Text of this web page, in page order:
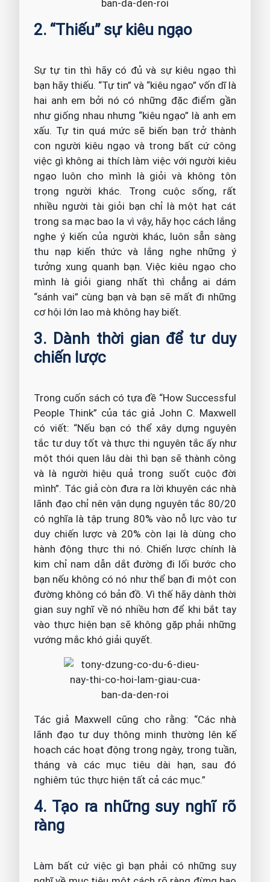
2. “Thiếu” sự kiêu ngạo
Sự tự tin thì hãy có đủ và sự kiêu ngạo thì
bạn hãy thiếu. “Tự tin” và “kiêu ngạo” vốn dĩ là
hai anh em bởi nó có những đặc điểm gần
như giống nhau nhưng “kiêu ngạo” là anh em
xấu. Tự tin quá mức sẽ biến bạn trở thành
con người kiêu ngạo và trong bất cứ công
việc gì không ai thích làm việc với người kiêu
ngạo luôn cho mình là giỏi và không tôn
trọng người khác. Trong cuộc sống, rất
nhiều người tài giỏi bạn chỉ là một hạt cát
trong sa mạc bao la vì vậy, hãy học cách lắng
nghe ý kiến của người khác, luôn sẵn sàng
thu nạp kiến thức và lắng nghe những ý
tưởng xung quanh bạn. Việc kiêu ngạo cho
mình là giỏi giang nhất thì chẳng ai dám
“sánh vai” cùng bạn và bạn sẽ mất đi những
cơ hội lớn lao mà không hay biết.
3. Dành thời gian để tư duy
chiến lược
Trong cuốn sách có tựa đề “How Successful
People Think” của tác giả John C. Maxwell
có viết: “Nếu bạn có thể xây dựng nguyên
tắc tư duy tốt và thực thi nguyên tắc ấy như
một thói quen lâu dài thì bạn sẽ thành công
và là người hiệu quả trong suốt cuộc đời
mình”. Tác giả còn đưa ra lời khuyên các nhà
lãnh đạo chỉ nên vận dụng nguyên tắc 80/20
có nghĩa là tập trung 80% vào nỗ lực vào tư
duy chiến lược và 20% còn lại là dùng cho
hành động thực thi nó. Chiến lược chính là
kim chỉ nam dẫn dắt đường đi lối bước cho
bạn nếu không có nó như thể bạn đi một con
đường không có bản đồ. Vì thế hãy dành thời
gian suy nghĩ về nó nhiều hơn để khi bắt tay
vào thực hiện bạn sẽ không gặp phải những
vướng mắc khó giải quyết.
Tác giả Maxwell cũng cho rằng: “Các nhà
lãnh đạo tư duy thông minh thường lên kế
hoạch các hoạt động trong ngày, trong tuần,
tháng và các mục tiêu dài hạn, sau đó
nghiêm túc thực hiện tất cả các mục.”
4. Tạo ra những suy nghĩ rõ
ràng
Làm bất cứ việc gì bạn phải có những suy